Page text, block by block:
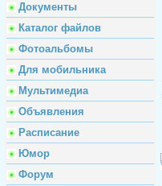
Документы
Каталог файлов
Фотоальбомы
Для мобильника
Мультимедиа
Объявления
Расписание
Юмор
Форум